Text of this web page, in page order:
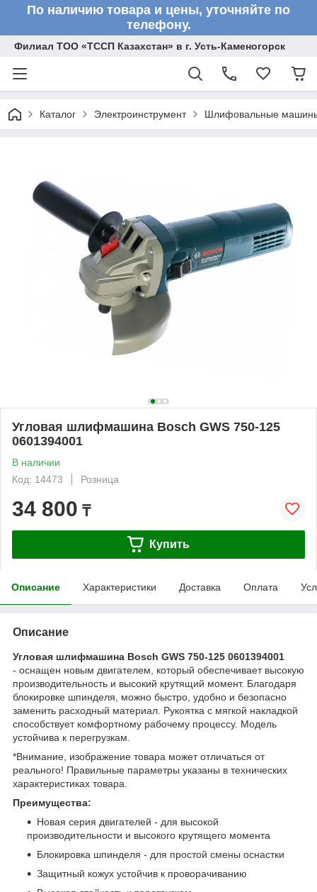
По наличию товара и цены, уточняйте по
телефону.
Филиал ТОО «ТССП Казахстан» в г. Усть-Каменогорск
Каталог Электроинструмент Шлифовальные
Угловая шлифмашина Bosch GWS 750-125
0601394001
В наличии
Код: 14473
Розница
34 800 ₸
Купить
Описание Характеристики Доставка Оплата
Описание
Угловая шлифмашина Bosch GWS 750-125 0601394001
- оснащен новым двигателем, который обеспечивает высокую
производительность и высокий крутящий момент. Благодаря
блокировке шпинделя, можно быстро, удобно и безопасно
заменить расходный материал. Рукоятка с мягкой накладкой
способствует комфортному рабочему процессу. Модель
устойчива к перегрузкам.
*Внимание, изображение товара может отличаться от
реального! Правильные параметры указаны в технических
характеристиках товара.
Преимущества:
Новая серия двигателей - для высокой
производительности и высокого крутящего момента
Блокировка шпинделя - для простой смены оснастки
Защитный кожух устойчив к проворачиванию